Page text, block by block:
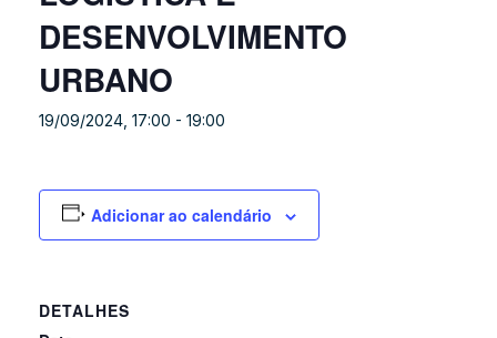
DESENVOLVIMENTO
URBANO
19/09/2024, 17:00 - 19:00
Adicionar ao calendário
DETALHES